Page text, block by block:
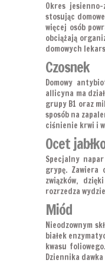
Okres
stosując
więcej osób
obciążają
domowych
Czosnek
Domowy
allicyna ma
grupy B1 oraz
sposób na
ciśnienie krwi i
Ocet
Specjalny
grypę. Zawiera
związków,
rozrzedza
Miód
Nieodzownym
białek
kwasu
Dziennika